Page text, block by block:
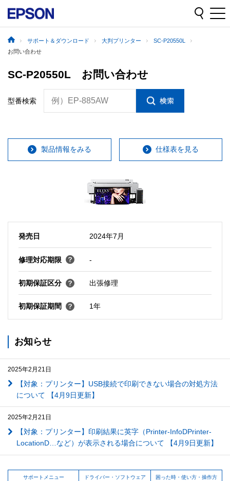
サポート＆ダウンロード 大判プリンター
SC-P20550L
お問い合わせ
SC-P20550L お問い合わせ
型番検索 例）EP-885AW
製品情報をみる 仕様表を見る
発売日 2024年7月
修理対応期限 -
初期保証区分 出張修理
初期保証期間 1年
お知らせ
2025年2月21日
【対象：プリンター】USB接続で印刷できない場合の対処方法
について 【4月9日更新】
2025年2月21日
【対象：プリンター】印刷結果に英字（Printer-InfoDPrinter-
LocationD…など）が表示される場合について 【4月9日更新】
サポートメニュー
ドライバー・ソフトウェア
困った時・使い方・操作方